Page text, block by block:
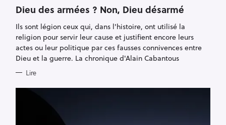
O
R
E
Dieu des armées ? Non, Dieu désarmé
Ils sont légion ceux qui, dans l'histoire, ont utilisé la
religion pour servir leur cause et justifient encore leurs
actes ou leur politique par ces fausses connivences entre
Dieu et la guerre. La chronique d'Alain Cabantous
Lire